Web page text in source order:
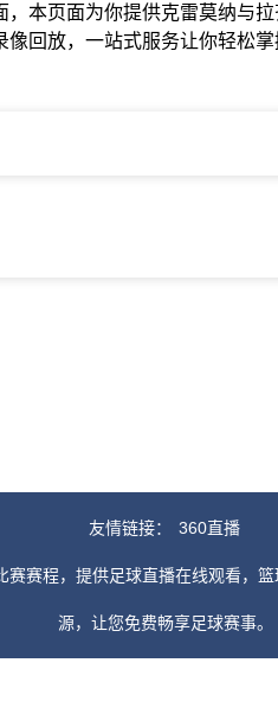
本页面为你提供克雷莫纳与
回放，一站式服务让你轻松
友情链接： 360直播
赛程，提供足球直播在线观看，
源，让您免费畅享足球赛事。